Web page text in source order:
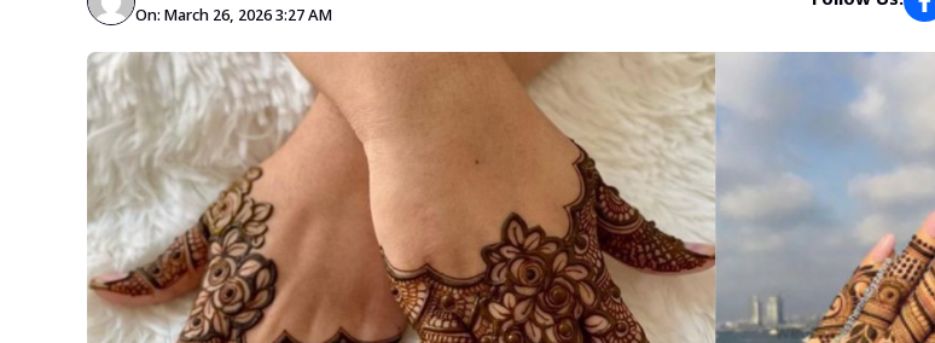
On: March 26, 2026 3:27 AM